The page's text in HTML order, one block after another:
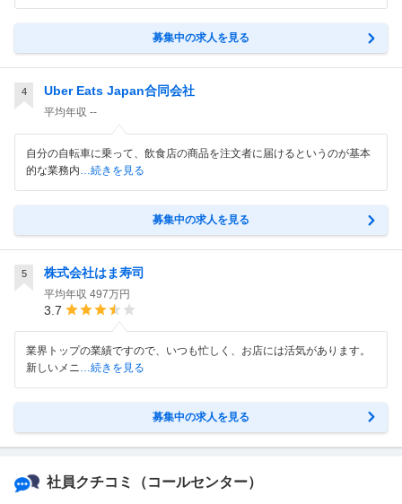
募集中の求人を見る
4 Uber Eats Japan合同会社
平均年収 --
自分の自転車に乗って、飲食店の商品を注文者に届けるというのが基本
的な業務内…続きを見る
募集中の求人を見る
5 株式会社はま寿司
平均年収 497万円
3.7
業界トップの業績ですので、いつも忙しく、お店には活気があります。
新しいメニ
…続きを見る
募集中の求人を見る
社員クチコミ （コールセンター）